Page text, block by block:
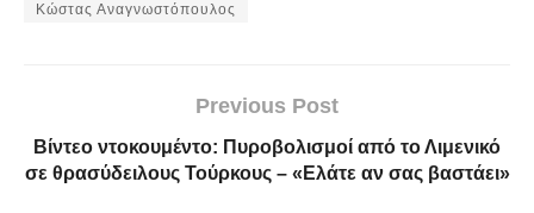
Κώστας Αναγνωστόπουλος
Previous Post
Βίντεο ντοκουμέντο: Πυροβολισμοί από το Λιμενικό
σε θρασύδειλους Τούρκους – «Ελάτε αν σας βαστάει»